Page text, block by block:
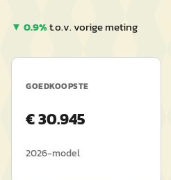
▼ 0.9%t.o.v. vorige meting
GOEDKOOPSTE
€30.945
2026-model